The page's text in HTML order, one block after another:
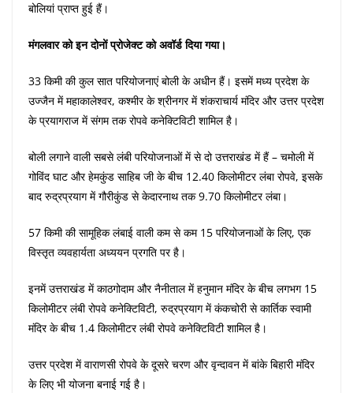
बोलियां प्राप्त हुई हैं।
मंगलवार को इन दोनों प्रोजेक्ट को अवॉर्ड दिया गया।
33 किमी की कुल सात परियोजनाएं बोली के अधीन हैं। इसमें मध्य प्रदेश के
उज्जैन में महाकालेश्वर, कश्मीर के श्रीनगर में शंकराचार्य मंदिर और उत्तर प्रदेश
के प्रयागराज में संगम तक रोपवे कनेक्टिविटी शामिल है।
बोली लगाने वाली सबसे लंबी परियोजनाओं में से दो उत्तराखंड में हैं – चमोली में
गोविंद घाट और हेमकुंड साहिब जी के बीच 12.40 किलोमीटर लंबा रोपवे, इसके
बाद रुद्रप्रयाग में गौरीकुंड से केदारनाथ तक 9.70 किलोमीटर लंबा।
57 किमी की सामूहिक लंबाई वाली कम से कम 15 परियोजनाओं के लिए, एक
विस्तृत व्यवहार्यता अध्ययन प्रगति पर है।
इनमें उत्तराखंड में काठगोदाम और नैनीताल में हनुमान मंदिर के बीच लगभग 15
किलोमीटर लंबी रोपवे कनेक्टिविटी, रुद्रप्रयाग में कंकचोरी से कार्तिक स्वामी
मंदिर के बीच 1.4 किलोमीटर लंबी रोपवे कनेक्टिविटी शामिल है।
उत्तर प्रदेश में वाराणसी रोपवे के दूसरे चरण और वृन्दावन में बांके बिहारी मंदिर
के लिए भी योजना बनाई गई है।